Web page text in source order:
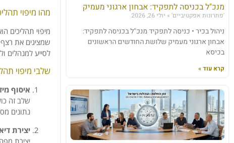
מנכ"ל בכניסה לתפקיד: אבחון ארגוני מעמיק
'פתרונות אפקטיביים' יולי 26, 2026
ניהול בכיר • כניסה לתפקיד מנכ"ל בכניסה לתפקיד:
אבחון ארגוני מעמיק שלושת החודשים הראשונים
בכיסא
קרא עוד »
מהו מיפוי
מיפוי תהליכים
שמציגים את רצף
לסייע למנהלים
שלבי מיפוי
איסוף
שלב זה
נתונים
יצירת
יצירת